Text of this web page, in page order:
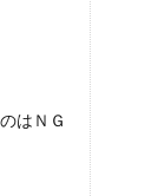
女性が素敵な彼氏
なぜか恋人が途切れな
はＮＧ